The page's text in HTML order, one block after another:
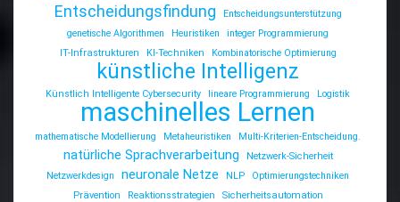
Entscheidungsfindung
Entscheidungsunterstützung
genetische Algorithmen
Heuristiken
integer Programmierung
IT-Infrastrukturen
KI-Techniken Kombinatorische Optimierung
künstliche Intelligenz
Künstlich Intelligente Cybersecurity lineare Programmierung Logistik
maschinelles Lernen
mathematische Modellierung Metaheuristiken Multi-Kriterien-Entscheidung.
natürliche Sprachverarbeitung
Netzwerk-Sicherheit
Netzwerkdesign
neuronale Netze NLP
Optimierungstechniken
Prävention
Reaktionsstrategien
Sicherheitsautomation